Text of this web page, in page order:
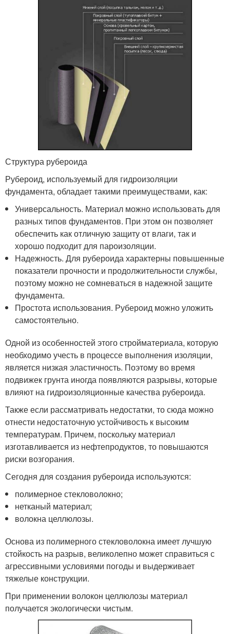
Структура рубероида
Рубероид, используемый для гидроизоляции
фундамента, обладает такими преимуществами, как:
Универсальность. Материал можно использовать для
разных типов фундаментов. При этом он позволяет
обеспечить как отличную защиту от влаги, так и
хорошо подходит для пароизоляции.
Надежность. Для рубероида характерны повышенные
показатели прочности и продолжительности службы,
поэтому можно не сомневаться в надежной защите
фундамента.
Простота использования. Рубероид можно уложить
самостоятельно.
Одной из особенностей этого стройматериала, которую
необходимо учесть в процессе выполнения изоляции,
является низкая эластичность. Поэтому во время
подвижек грунта иногда появляются разрывы, которые
влияют на гидроизоляционные качества рубероида.
Также если рассматривать недостатки, то сюда можно
отнести недостаточную устойчивость к высоким
температурам. Причем, поскольку материал
изготавливается из нефтепродуктов, то повышаются
риски возгорания.
Сегодня для создания рубероида используются:
полимерное стекловолокно;
нетканый материал;
волокна целлюлозы.
Основа из полимерного стекловолокна имеет лучшую
стойкость на разрыв, великолепно может справиться с
агрессивными условиями погоды и выдерживает
тяжелые конструкции.
При применении волокон целлюлозы материал
получается экологически чистым.